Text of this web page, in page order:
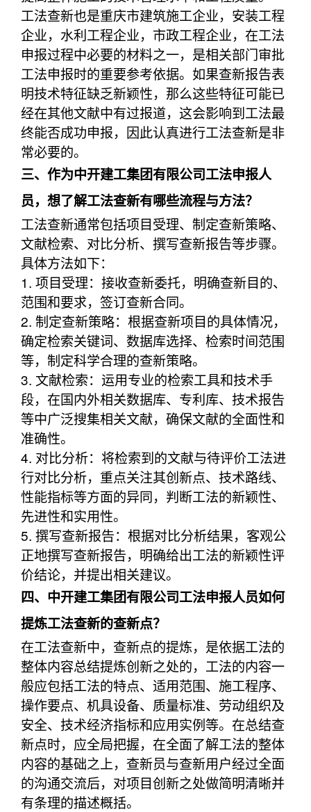
工法查新也是重庆市建筑施工企业，安装工程
企业，水利工程企业，市政工程企业，在工法
申报过程中必要的材料之一，是相关部门审批
工法申报时的重要参考依据。如果查新报告表
明技术特征缺乏新颖性，那么这些特征可能已
经在其他文献中有过报道，这会影响到工法最
终能否成功申报，因此认真进行工法查新是非
常必要的。
三、作为中开建工集团有限公司工法申报人
员，想了解工法查新有哪些流程与方法？
工法查新通常包括项目受理、制定查新策略、
文献检索、对比分析、撰写查新报告等步骤。
具体方法如下：
1. 项目受理：接收查新委托，明确查新目的、
范围和要求，签订查新合同。
2. 制定查新策略：根据查新项目的具体情况，
确定检索关键词、数据库选择、检索时间范围
等，制定科学合理的查新策略。
3. 文献检索：运用专业的检索工具和技术手
段，在国内外相关数据库、专利库、技术报告
等中广泛搜集相关文献，确保文献的全面性和
准确性。
4. 对比分析：将检索到的文献与待评价工法进
行对比分析，重点关注其创新点、技术路线、
性能指标等方面的异同，判断工法的新颖性、
先进性和实用性。
5. 撰写查新报告：根据对比分析结果，客观公
正地撰写查新报告，明确给出工法的新颖性评
价结论，并提出相关建议。
四、中开建工集团有限公司工法申报人员如何
提炼工法查新的查新点？
在工法查新中，查新点的提炼，是依据工法的
整体内容总结提炼创新之处的，工法的内容一
般应包括工法的特点、适用范围、施工程序、
操作要点、机具设备、质量标准、劳动组织及
安全、技术经济指标和应用实例等。在总结查
新点时，应全局把握，在全面了解工法的整体
内容的基础之上，查新员与查新用户经过全面
的沟通交流后，对项目创新之处做简明清晰并
有条理的描述概括。